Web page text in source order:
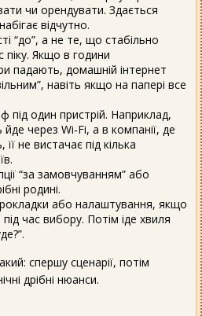
чи орендувати. Здається
відчутно.
“до”, а не те, що стабільно
піку. Якщо в години
падають, домашній інтернет
навіть якщо на папері все
під один пристрій. Наприклад,
йде через Wi‑Fi, а в компанії, де
не вистачає під кілька
“за замовчуванням” або
родині.
або налаштування, якщо
час вибору. Потім іде хвиля
спершу сценарії, потім
дрібні нюанси.